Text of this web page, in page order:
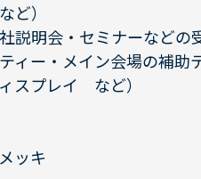
）
説明会・セミナーなどの
ィー・メイン会場の補
スプレイ など）
ッキ